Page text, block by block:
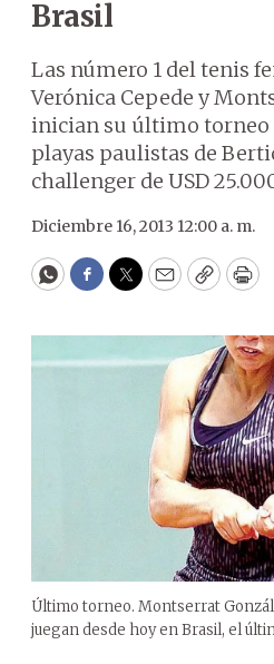
Brasil
Las número 1 del tenis
Verónica Cepede y
inician su último torneo
playas paulistas de
challenger de USD
Diciembre 16, 2013 12:00 a. m.
WhatsApp
Facebook
Twitter
EmailCopy
Último torneo. Montserrat
juegan desde hoy en Brasil, el